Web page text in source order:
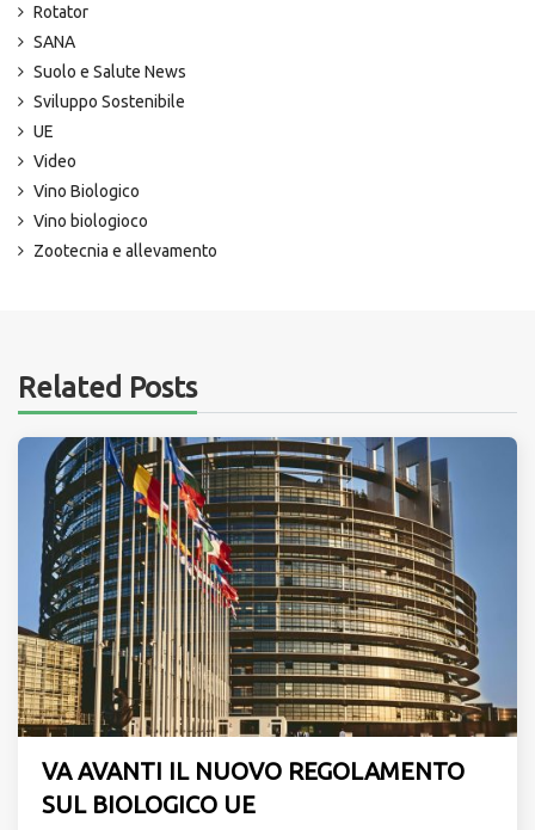
Rotator
SANA
Suolo e Salute News
Sviluppo Sostenibile
UE
Video
Vino Biologico
Vino biologioco
Zootecnia e allevamento
Related Posts
VA AVANTI IL NUOVO REGOLAMENTO
SUL BIOLOGICO UE